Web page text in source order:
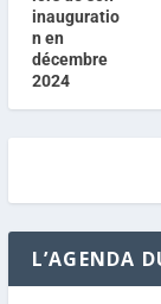
L’AGENDA